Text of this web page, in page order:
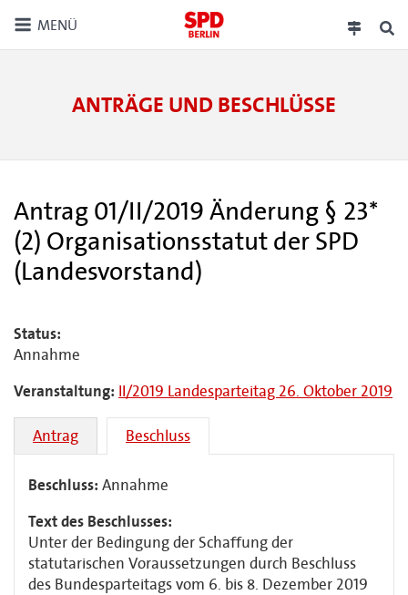
MENÜ
ANTRÄGE UND BESCHLÜSSE
Antrag 01/II/2019 Änderung § 23*
(2) Organisationsstatut der SPD
(Landesvorstand)
Status:
Annahme
Veranstaltung: II/2019 Landesparteitag 26. Oktober 2019
Antrag Beschluss
Beschluss: Annahme
Text des Beschlusses:
Unter der Bedingung der Schaffung der
statutarischen Voraussetzungen durch Beschluss
des Bundesparteitags vom 6. bis 8. Dezember 2019